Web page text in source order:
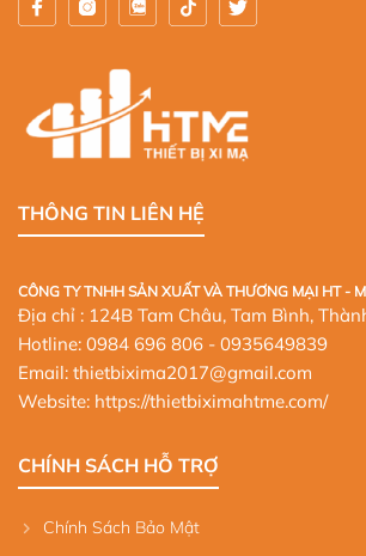
THÔNG TIN LIÊN HỆ
CÔNG TY TNHH SẢN XUẤT VÀ THƯƠNG MẠI HT -
Địa chỉ : 124B Tam Châu, Tam Bình,
Hotline: 0984 696 806 - 0935649839
Email: thietbixima2017@gmail.com
Website: https://thietbiximahtme.com/
CHÍNH SÁCH HỖ TRỢ
Chính Sách Bảo Mật